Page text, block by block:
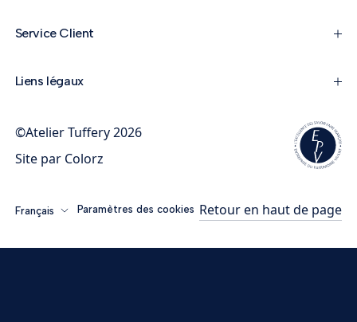
Service Client
Liens légaux
©Atelier Tuffery 2026
Site par Colorz
Français Paramètres des cookies Retour en haut de page